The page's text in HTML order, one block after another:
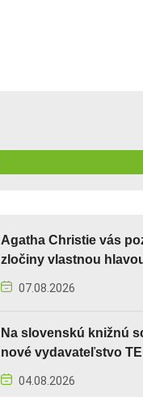
Agatha Christie vás
zločiny vlastnou
07.08.2026
Na slovenskú knižnú
nové vydavateľstvo
04.08.2026